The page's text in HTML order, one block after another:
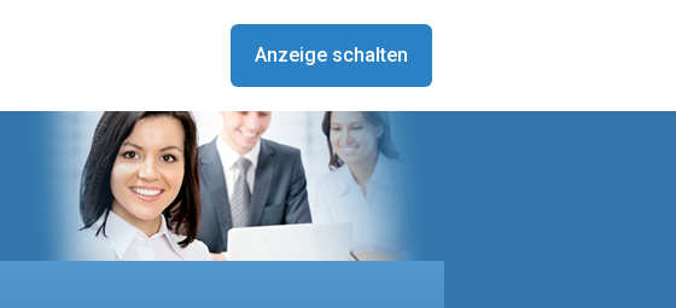
Anzeige schalten